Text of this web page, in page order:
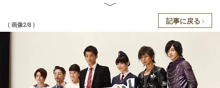
( 画像2/8 ) 記事に戻る